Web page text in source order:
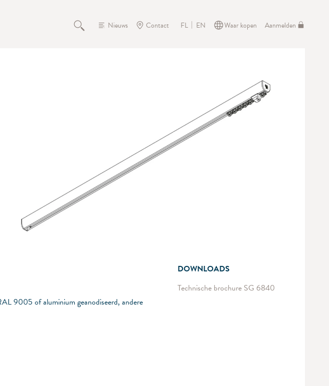
Nieuws Contact FL EN Waar kopen Aanmelden
9005 of aluminium geanodiseerd, andere
DOWNLOADS
Technische brochure SG 6840